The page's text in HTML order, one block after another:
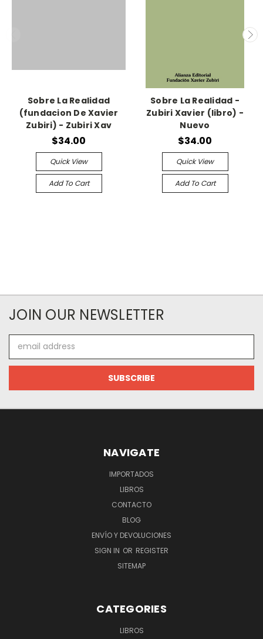
Sobre La Realidad
(fundacion De Xavier
Zubiri) - Zubiri Xav
$34.00
Quick View
Add To Cart
Sobre La Realidad -
Zubiri Xavier (libro) -
Nuevo
$34.00
Quick View
Add To Cart
JOIN OUR NEWSLETTER
Address
NAVIGATE
IMPORTADOS
LIBROS
CONTACTO
BLOG
ENVÍO Y DEVOLUCIONES
SIGN IN OR REGISTER
SITEMAP
CATEGORIES
LIBROS